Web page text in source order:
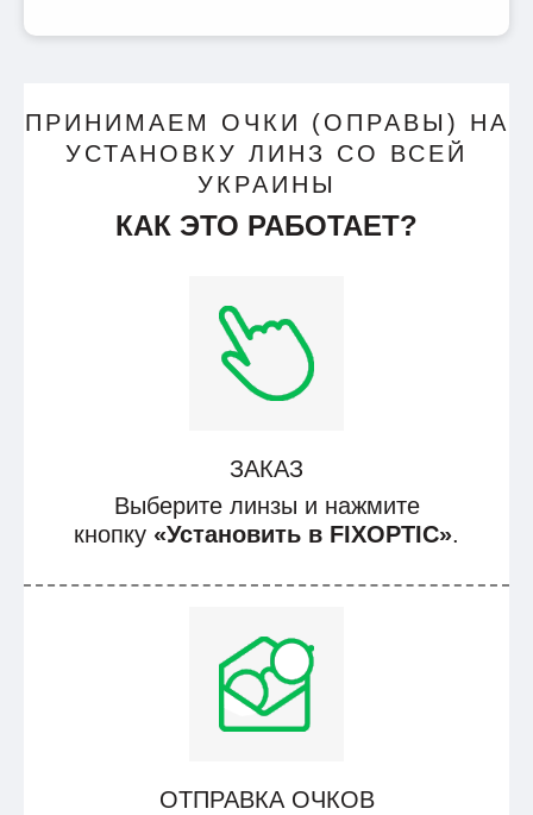
ПРИНИМАЕМ ОЧКИ (ОПРАВЫ) НА
УСТАНОВКУ ЛИНЗ СО ВСЕЙ
УКРАИНЫ
КАК ЭТО РАБОТАЕТ?
ЗАКАЗ
Выберите линзы и нажмите
кнопку «Установить в FIXOPTIC».
ОТПРАВКА ОЧКОВ